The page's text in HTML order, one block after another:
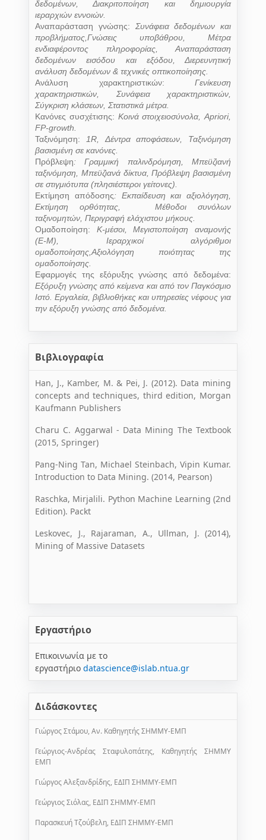
δεδομένων, Διακριτοποίηση και δημιουργία
ιεραρχιών εννοιών.
Αναπαράσταση γνώσης: Συνάφεια δεδομένων και
προβλήματος,Γνώσεις υποβάθρου, Μέτρα
ενδιαφέροντος πληροφορίας, Αναπαράσταση
δεδομένων εισόδου και εξόδου, Διερευνητική
ανάλυση δεδομένων & τεχνικές οπτικοποίησης.
Ανάλυση χαρακτηριστικών: Γενίκευση
χαρακτηριστικών, Συνάφεια χαρακτηριστικών,
Σύγκριση κλάσεων, Στατιστικά μέτρα.
Κανόνες συσχέτισης: Κοινά στοιχειοσύνολα, Apriori,
FP-growth
Ταξινόμηση:
1R, Δέντρα αποφάσεων, Ταξινόμηση
βασισμένη σε κανόνες.
Πρόβλεψη:Γραμμική παλινδρόμηση, Μπεϋζιανή
ταξινόμηση, Μπεϋζιανά δίκτυα, Πρόβλεψη βασισμένη
σε στιγμιότυπα (πλησιέστεροι γείτονες).
Εκτίμηση απόδοσης: Εκπαίδευση και αξιολόγηση,
Εκτίμηση ορθότητας, Μέθοδοι συνόλων
ταξινομητών, Περιγραφή ελάχιστου μήκους.
Ομαδοποίηση: Κ-μέσοι, Μεγιστοποίηση αναμονής
(Ε-Μ), Ιεραρχικοί αλγόριθμοι
ομαδοποίησης,Αξιολόγηση ποιότητας της
ομαδοποίησης.
Εφαρμογές της εξόρυξης γνώσης από δεδομένα:
Εξόρυξη γνώσης από κείμενα και από τον Παγκόσμιο
Ιστό. Εργαλεία, βιβλιοθήκες και υπηρεσίες νέφους για
την εξόρυξη γνώσης από δεδομένα.
Βιβλιογραφία
Han, J., Kamber, M. & Pei, J. (2012). Data mining
concepts and techniques, third edition, Morgan
Kaufmann Publishers
Charu C. Aggarwal - Data Mining The Textbook
(2015, Springer)
Pang-Ning Tan, Michael Steinbach, Vipin Kumar.
Introduction to Data Mining. (2014, Pearson)
Raschka, Mirjalili. Python Machine Learning (2nd
Edition). Packt
Leskovec, J., Rajaraman, A., Ullman, J. (2014),
Mining of Massive Datasets
Εργαστήριο
Επικοινωνία με το
εργαστήριο datascience@islab.ntua.gr
Διδάσκοντες
Γιώργος Στάμου, Αν. Καθηγητής ΣΗΜΜΥ-ΕΜΠ
Γεώργιος-Ανδρέας Σταφυλοπάτης, Καθηγητής ΣΗΜΜΥ
ΕΜΠ
Γιώργος Αλεξανδρίδης, ΕΔΙΠ ΣΗΜΜΥ-ΕΜΠ
Γεώργιος Σιόλας, ΕΔΙΠ ΣΗΜΜΥ-ΕΜΠ
Παρασκευή Τζούβελη, ΕΔΙΠ ΣΗΜΜΥ-ΕΜΠ